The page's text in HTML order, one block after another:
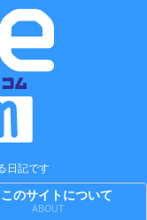
日記です
のサイトについて
ABOUT